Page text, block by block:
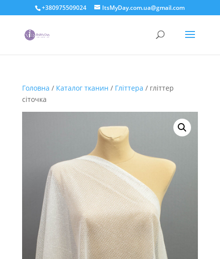
+380975509024 ItsMyDay.com.ua@gmail.com
Головна / Каталог тканин / Гліттера / гліттер
сіточка